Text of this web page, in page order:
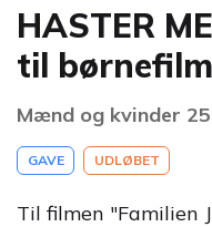
HASTER
til
Mænd og kvinder
GAVE UDLØBET
Til filmen "Familien